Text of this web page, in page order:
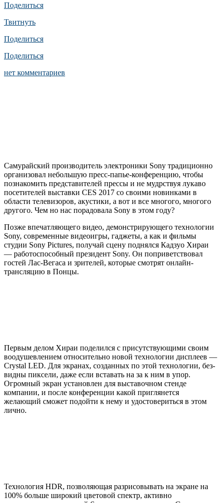
Поделиться
Твитнуть
Поделиться
Поделиться
нет комментариев
Самурайский производитель электроники Sony традиционно
организовал небольшую пресс-папье-конференцию, чтобы
познакомить представителей прессы и не мудрствуя лукаво
посетителей выставки CES 2017 со своими новинками в
области телевизоров, акустики, а вот и все многого, многого
другого. Чем но нас порадовала Sony в этом году?
Позже впечатляющего видео, демонстрирующего технологии
Sony, современные видеоигры, гаджеты, а как и фильмы
студии Sony Pictures, получай сцену поднялся Кадзуо Хираи
— работоспособный президент Sony. Он поприветствовал
гостей Лас-Вегаса и зрителей, которые смотрят онлайн-
трансляцию в Понцы.
Первым делом Хираи поделился с присутствующими своим
воодушевлением относительно новой технологии дисплеев —
Crystal LED. Для экранах, созданных по этой технологии, без-
видны пиксели, даже если вставать на за к ним в упор.
Огромный экран установлен для выставочном стенде
компании, и после конференции какой приглянется
желающий сможет подойти к нему и удостовериться в этом
лично.
Технология HDR, позволяющая разрисовывать на экране на
100% больше широкий цветовой спектр, активно